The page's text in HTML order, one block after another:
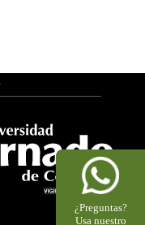
¿Preguntas?
Usa nuestro